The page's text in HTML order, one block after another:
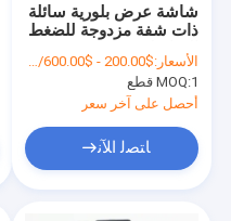
شاشة عرض بلورية سائلة
ذات شفة مزدوجة للضغط
التفاضلي
الأسعار:$200.00 - $600.00/Pieces
MOQ:1 قطع
أحصل على آخر سعر
ﺎﺘﺼﻟ ﺍﻶﻧ